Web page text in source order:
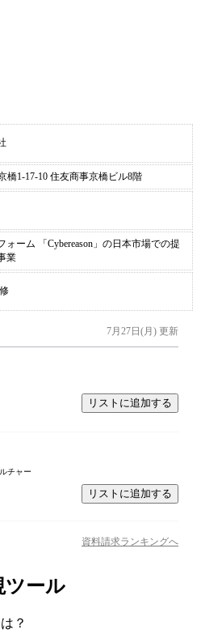
橋1-17-10 住友商事京橋ビル8階
ーム 「Cybereason」の日本市場での提
業
7月27日(月) 更新
リストに追加する
チャー
リストに追加する
資料請求ランキングへ
ツール
？